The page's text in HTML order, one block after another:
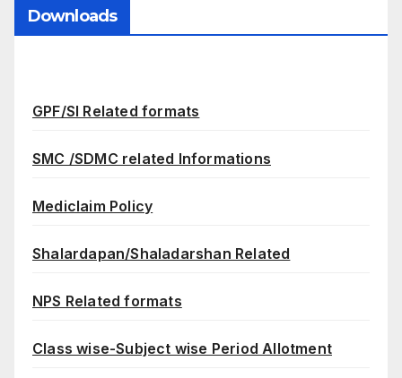
Downloads
GPF/SI Related formats
SMC /SDMC related Informations
Mediclaim Policy
Shalardapan/Shaladarshan Related
NPS Related formats
Class wise-Subject wise Period Allotment